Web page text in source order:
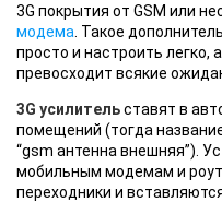
3G покрытия от GSM или
модема . Такое
просто и настроить легко,
превосходит всякие
3G усилительставят в
помещений (тогда
“gsm антенна внешняя”).
мобильным модемам и
переходники и